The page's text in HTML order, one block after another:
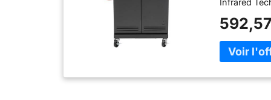
juteuses.
sauces ou
disposerez
acier
de piquant: